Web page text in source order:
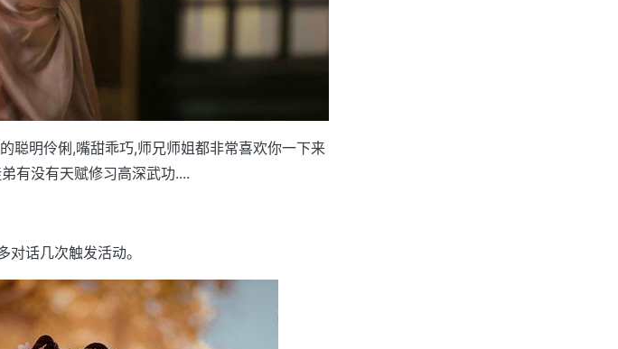
聪明伶俐,嘴甜乖巧,师兄师姐都非常喜欢你一下来
有没有天赋修习高深武功....
话几次触发活动。